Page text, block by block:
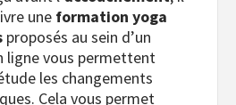
une formation yoga
proposés au sein d’un
ligne vous permettent
les changements
Cela vous permet